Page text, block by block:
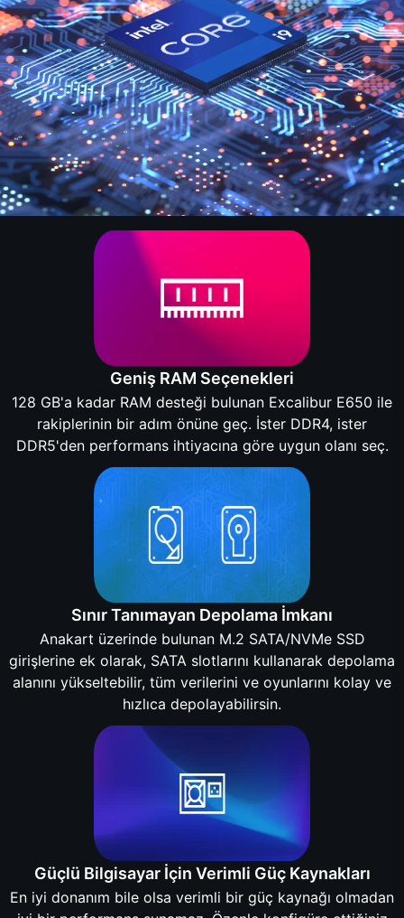
Geniş RAM Seçenekleri
128 GB'a kadar RAM desteği bulunan Excalibur E650 ile
rakiplerinin bir adım önüne geç. İster DDR4, ister
DDR5'den performans ihtiyacına göre uygun olanı seç.
Sınır Tanımayan Depolama İmkanı
Anakart üzerinde bulunan M.2 SATA/NVMe SSD
girişlerine ek olarak, SATA slotlarını kullanarak depolama
alanını yükseltebilir, tüm verilerini ve oyunlarını kolay ve
hızlıca depolayabilirsin.
Güçlü Bilgisayar İçin Verimli Güç Kaynakları
En iyi donanım bile olsa verimli bir güç kaynağı olmadan